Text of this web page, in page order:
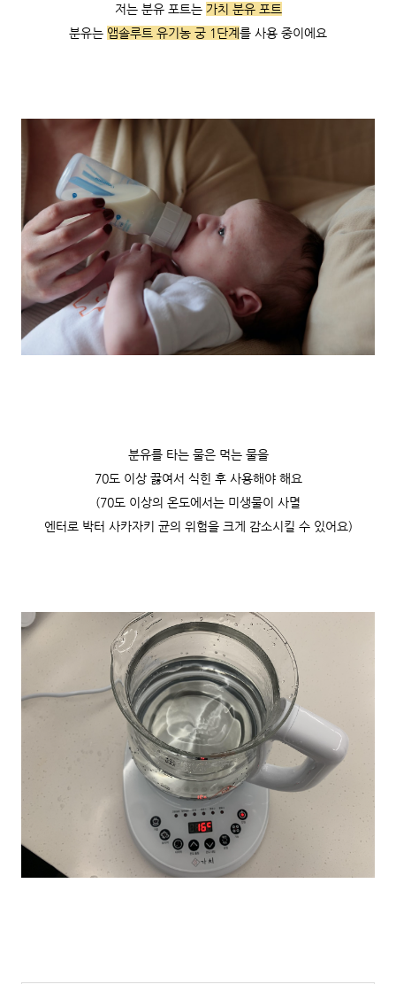
저는 분유 포트는 가치 분유 포트
분유는 앱솔루트 유기농 궁 1단계 를 사용 중이에요
분유를 타는 물은 먹는 물을
70도 이상 끓여서 식힌 후 사용해야 해요
(70도 이상의 온도에서는 미생물이 사멸
엔터로 박터 사카자키 균의 위험을 크게 감소시킬 수 있어요)